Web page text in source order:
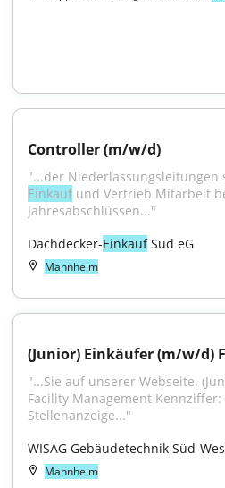
Controller (m/w/d)
Einkauf und Vertrieb Mitarbeit
Jahresabschlüssen..."
Dachdecker-Einkauf Süd eG
Mannheim
(Junior) Einkäufer (m/w/d)
"...Sie auf unserer Webseite.
Facility Management
Stellenanzeige..."
WISAG Gebäudetechnik Süd-
Mannheim